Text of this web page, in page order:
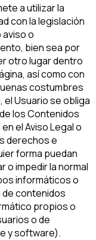
a utilizar la
con la legislación
aviso o
bien sea por
otro lugar dentro
así como con
costumbres
Usuario se obliga
los Contenidos
el Aviso Legal o
derechos e
forma puedan
o impedir la normal
informáticos o
contenidos
propios o
o de
y software).